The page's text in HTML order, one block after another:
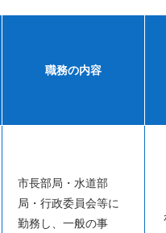
職務の内容
市長部局・水道部
局・行政委員会等に
勤務し、一般の事